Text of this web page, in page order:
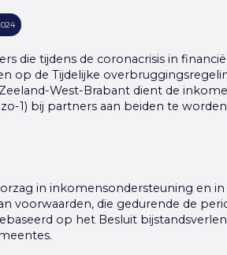
die tijdens de coronacrisis in
op de Tijdelijke
West-Brabant dient de
1) bij partners aan beiden te
in inkomensondersteuning en
voorwaarden, die gedurende de
op het Besluit